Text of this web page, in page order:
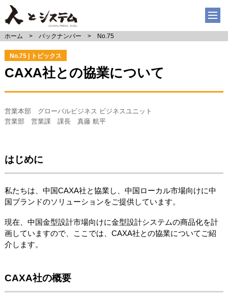
ホーム バックナンバー No.75
No.75 | トピックス
CAXA社との協業について
営業本部 グローバルビジネス ビジネスユニット
営業部 営業課 課長 真藤 航平
はじめに
私たちは、中国CAXA社と協業し、中国ローカル市場向けに中
国ブランドのソリューションをご提供しています。
現在、中国金型設計市場向けに金型設計システムの商品化を計
画していますので、ここでは、CAXA社との協業についてご紹
介します。
CAXA社の概要